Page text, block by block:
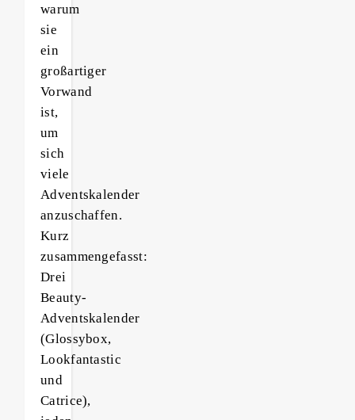
warum
sie
ein
großartiger
Vorwand
ist,
um
sich
viele
Adventskalender
anzuschaffen.
Kurz
zusammengefasst:
Drei
Beauty-
Adventskalender
(Glossybox,
Lookfantastic
und
Catrice),